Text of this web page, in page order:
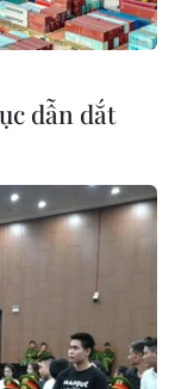
dẫn dắt